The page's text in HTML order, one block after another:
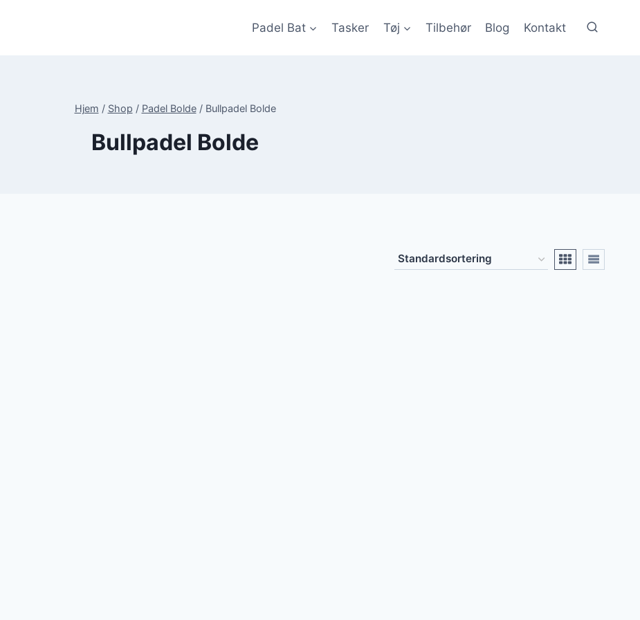
Padel Bat Tasker Tøj Tilbehør Blog Kontakt
Hjem / Shop / Padel Bolde / Bullpadel Bolde
Bullpadel Bolde